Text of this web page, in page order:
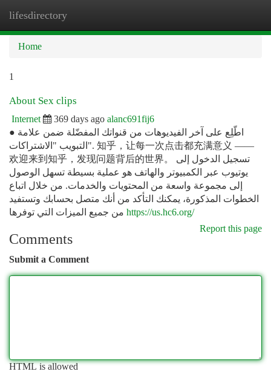
lifesdirectory
Home
1
About Sex clips
Internet 369 days ago alanc691fij6
● اطّلِع على آخر الفيديوهات من قنواتك المفضّلة ضمن علامة
التبويب "الاشتراكات". 知乎，让每一次点击都充满意义 ——
欢迎来到知乎，发现问题背后的世界。 تسجيل الدخول إلى
يوتيوب عبر الكمبيوتر والهاتف هو عملية بسيطة تسهل الوصول
إلى مجموعة واسعة من المحتويات والخدمات. من خلال اتباع
الخطوات المذكورة، يمكنك التأكد من أنك متصل بحسابك وتستفيد
https://us.hc6.org/
Report this page
Comments
Submit a Comment
HTML is allowed